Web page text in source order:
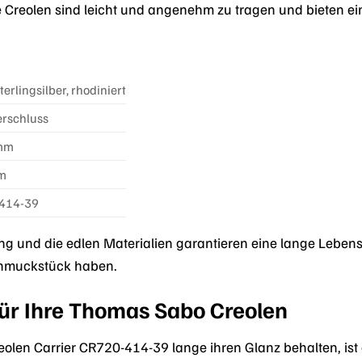
sind leicht und angenehm zu tragen und bieten
rhodiniert
39
und die edlen Materialien garantieren eine lange
haben.
Ihre Thomas Sabo Creolen
Carrier CR720-414-39 lange ihren Glanz behalten,